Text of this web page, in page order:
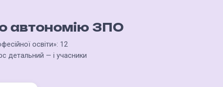
автономію ЗПО
освіти»: 12
детальний — і учасники